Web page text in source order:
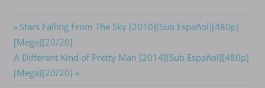
Navegación
de
entradas
Previous
Post:
Stars Falling From The Sky [2010][Sub Español][480p]
[Mega][20/20]
Next
Post:
A Different Kind of Pretty Man [2014][Sub Español][480p]
[Mega][20/20]